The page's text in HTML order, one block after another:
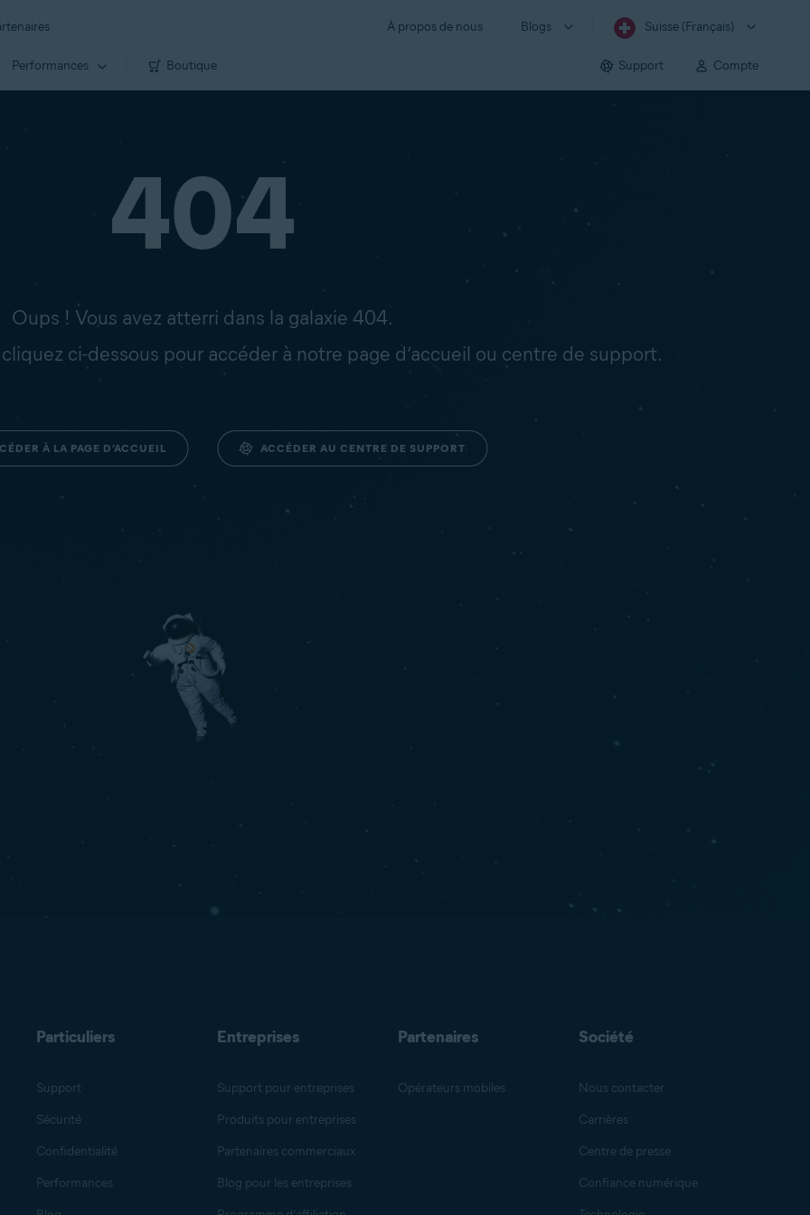
À propos de nous Blogs Suisse (Français)
Performances Boutique Support Compte
404
Oups ! Vous avez atterri dans la galaxie 404.
ci-dessous pour accéder à notre page d’accueil ou centre de support.
À LA PAGE D’ACCUEIL ACCÉDER AU CENTRE DE SUPPORT
Particuliers
Support
Sécurité
Confidentialité
Performances
Entreprises
Support pour entreprises
Produits pour entreprises
Partenaires commerciaux
Blog pour les entreprises
Partenaires
Opérateurs mobiles
Société
Nous contacter
Carrières
Centre de presse
Confiance numérique